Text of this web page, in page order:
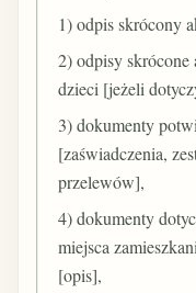
1) odpis skrócony
2) odpisy skrócone
dzieci [jeżeli
3) dokumenty
[zaświadczenia,
przelewów],
4) dokumenty
miejsca
[opis],